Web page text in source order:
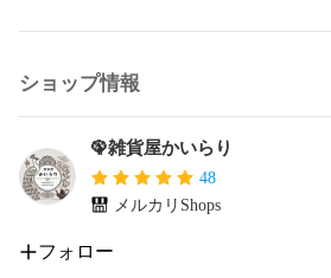
ショップ情報
🦚雑貨屋かいらり
48
メルカリShops
フォロー